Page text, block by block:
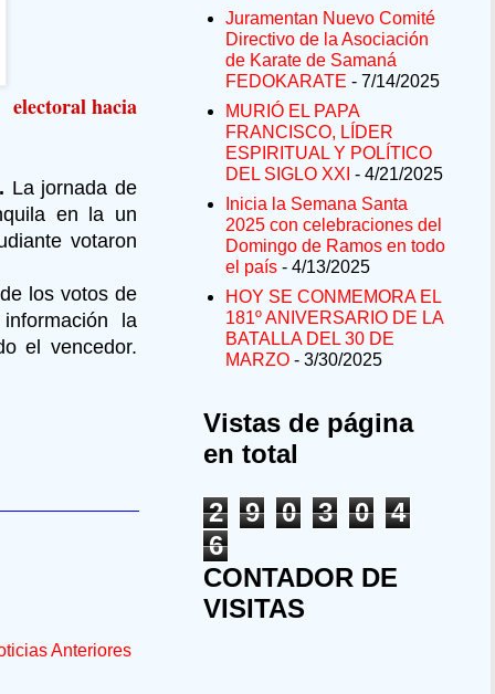
electoral hacia
La jornada de
en la un
votaron
los votos de
la
el vencedor.
Anteriores
Juramentan Nuevo Comité
Directivo de la Asociación
de Karate de Samaná
FEDOKARATE - 7/14/2025
MURIÓ EL PAPA
FRANCISCO, LÍDER
ESPIRITUAL Y POLÍTICO
DEL SIGLO XXI - 4/21/2025
Inicia la Semana Santa
2025 con celebraciones del
Domingo de Ramos en todo
el país - 4/13/2025
HOY SE CONMEMORA EL
181º ANIVERSARIO DE LA
BATALLA DEL 30 DE
MARZO - 3/30/2025
Vistas de página
en total
2
9 0 3 0
4
6
CONTADOR DE
VISITAS